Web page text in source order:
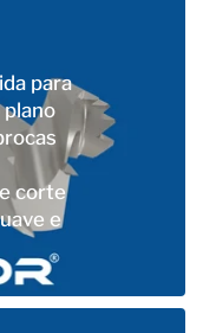
para
corte
e